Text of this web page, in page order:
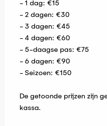
- 1 dag: €15
- 2 dagen: €30
- 3 dagen: €45
- 4 dagen: €60
- 5-daagse pas: €75
- 6 dagen: €90
- Seizoen: €150
De getoonde prijzen zijn
kassa.